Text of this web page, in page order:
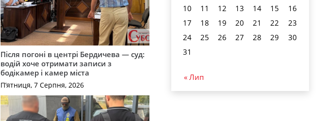
Після погоні в центрі Бердичева — суд:
водій хоче отримати записи з
бодікамер і камер міста
П’ятниця, 7 Серпня, 2026
10
11 12 13 14 15
16
17
18 19 20 21 22
23
24
25 26 27 28 29
30
31
« Лип